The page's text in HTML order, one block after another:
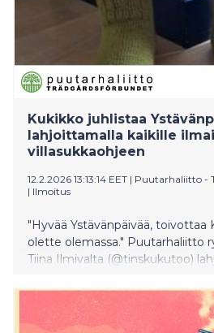
paneelikeskusteluihin vaihtuvin
Kukikko juhlistaa
lahjoittamalla kaikille
villasukkaohjeen
12.2.2026 13:13:14 EET | Puutarhaliitto -
| Ilmoitus
"Hyvää Ystävänpäivää, toivottaa
olette olemassa." Puutarhaliitto
Tiina Ilmivalta (@tinskukutoo)
maksuttoman
ja käsillä tekemisen rauhaa